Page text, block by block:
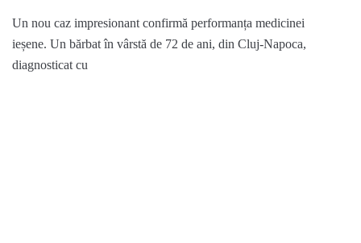
Un nou caz impresionant confirmă performanța medicinei
ieșene. Un bărbat în vârstă de 72 de ani, din Cluj-Napoca,
diagnosticat cu